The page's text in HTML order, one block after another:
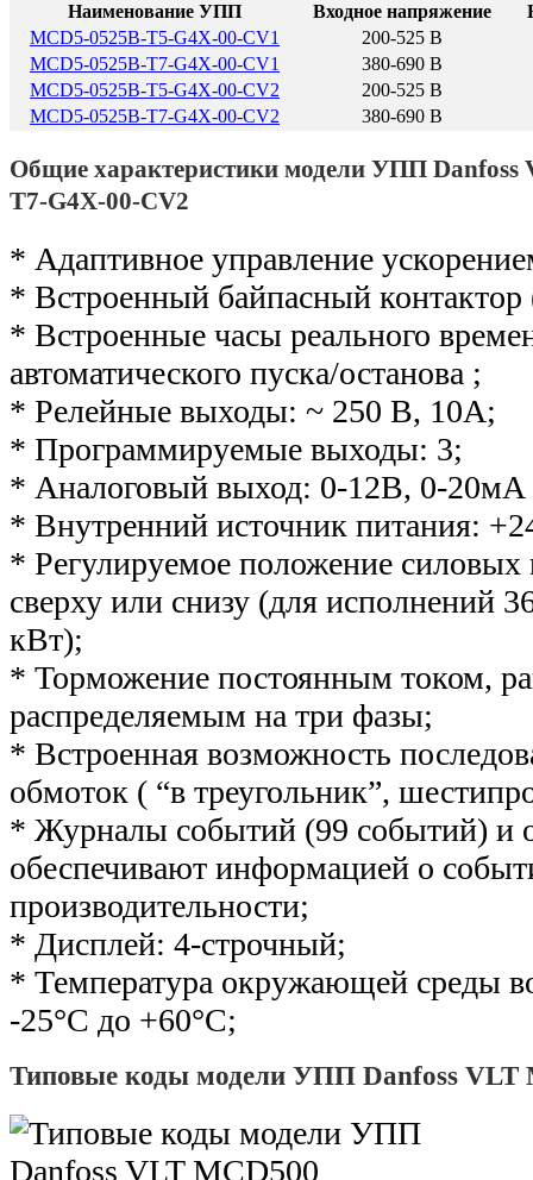
Наименование УПП Входное напряжение
MCD5-0525B-T5-G4X-00-CV1
200-525 В
MCD5-0525B-T7-G4X-00-CV1
380-690 В
MCD5-0525B-T5-G4X-00-CV2
200-525 В
MCD5-0525B-T7-G4X-00-CV2
380-690 В
Общие характеристики модели УПП Danfoss
T7-G4X-00-CV2
* Адаптивное управление
* Встроенный байпасный
* Встроенные часы реального
автоматического пуска/останова ;
* Релейные выходы: ~ 250 В, 10А;
* Программируемые выходы: 3;
* Аналоговый выход: 0-12В, 0-20мА
* Внутренний источник питания:
* Регулируемое положение
сверху или снизу (для исполнений
кВт);
* Торможение постоянным током,
распределяемым на три фазы;
* Встроенная возможность
обмоток ( “в треугольник”,
* Журналы событий (99 событий) и
обеспечивают информацией о
производительности;
* Дисплей: 4-строчный;
* Температура окружающей среды
-25°С до +60°С;
Типовые коды модели УПП Danfoss VLT